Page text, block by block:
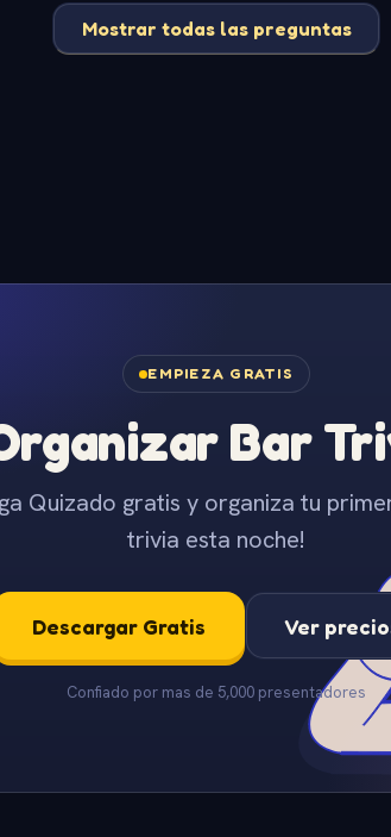
Mostrar todas las preguntas
EMPIEZA GRATIS
Bar
Quizado gratis y organiza tu
trivia esta noche!
Descargar Gratis Ver
Confiado por mas de 5,000 presentadores